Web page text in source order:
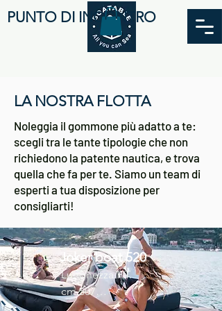
PUNTO DI INCONTRO
LA NOSTRA FLOTTA
Noleggia il gommone più adatto a te:
scegli tra le tante tipologie che non
richiedono la patente nautica, e trova
quella che fa per te. Siamo un team di
esperti a tua disposizione per
consigliarti!
Joker boat 520
Lunghezza F.T.
cm.507
Portata Persone 10